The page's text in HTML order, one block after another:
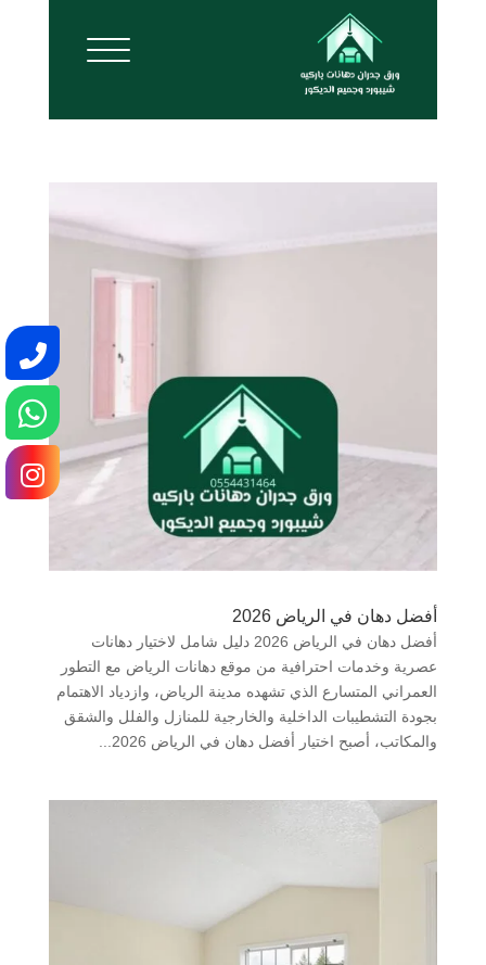
أفضل دهان في الرياض 2026
أفضل دهان في الرياض 2026 دليل شامل لاختيار دهانات
عصرية وخدمات احترافية من موقع دهانات الرياض مع التطور
العمراني المتسارع الذي تشهده مدينة الرياض، وازدياد الاهتمام
بجودة التشطيبات الداخلية والخارجية للمنازل والفلل والشقق
والمكاتب، أصبح اختيار أفضل دهان في الرياض 2026...